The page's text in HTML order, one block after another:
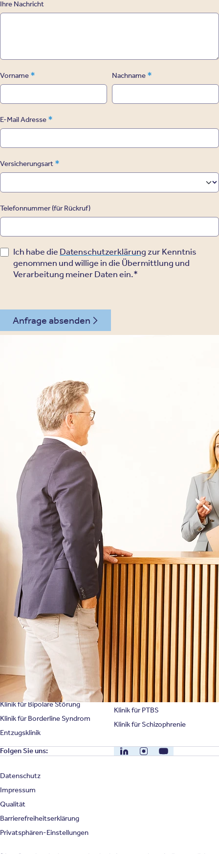
Ihre Nachricht
Vorname * Nachname *
E-Mail Adresse *
Versicherungsart *
Telefonnummer (für Rückruf)
Ich habe die Datenschutzerklärung zur Kenntnis
genommen und willige in die Übermittlung und
Verarbeitung meiner Daten ein.*
Anfrage absenden
Informationen
Für Patienten
Für Zuweiser
Für Angehörige
Über Oberberg
Kliniken für Kinder & Jugendlichen
Krankheitsbilder & Therapien
Behandlungsfelder
Therapien
Symptome & Beschwerden
Selbsttests
Presse
Bewertungen
Karriere
Unternehmensfakten
Spezialisierte Kliniken
Klinik für Depression
Klinik für Burnout
Klinik für Angststörung
Klinik für Zwangsstörung
Klinik für Persönlichkeitsstörung
Klinik für Bipolare Störung
Klinik für Borderline Syndrom
Entzugsklinik
Suchtklinik
Klinik für Anorexie
Klinik für Erschöpfung
Klinik für Essstörung
Klinik für Mediensucht
Klinik für Psychose
Klinik für PTBS
Klinik für Schizophrenie
Folgen Sie uns: LinkedInInstagramYouTube
Datenschutz
Impressum
Qualität
Barrierefreiheitserklärung
Privatsphären-Einstellungen